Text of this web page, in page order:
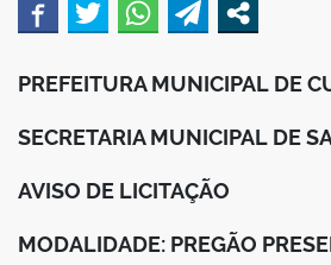
PREFEITURA MUNICIPAL DE
SECRETARIA MUNICIPAL DE
AVISO DE LICITAÇÃO
MODALIDADE: PREGÃO